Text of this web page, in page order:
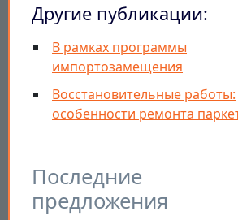
Последние
предложения
Другие публикации:
В рамках программы
импортозамещения
Восстановительные работы:
особенности ремонта